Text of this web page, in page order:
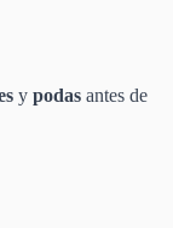
y podas antes de